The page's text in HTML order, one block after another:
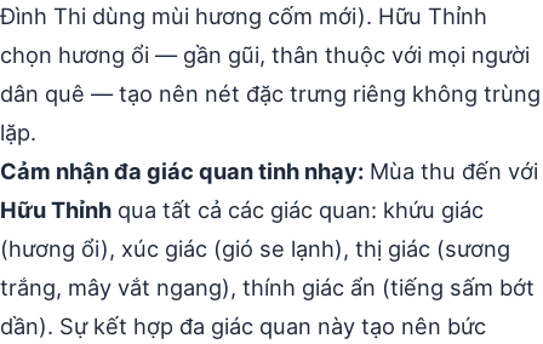
Đình Thi dùng mùi hương cốm mới). Hữu Thỉnh
chọn hương ổi — gần gũi, thân thuộc với mọi người
dân quê — tạo nên nét đặc trưng riêng không trùng
lặp.
Cảm nhận đa giác quan tinh nhạy: Mùa thu đến với
Hữu Thỉnh qua tất cả các giác quan: khứu giác
(hương ổi), xúc giác (gió se lạnh), thị giác (sương
trắng, mây vắt ngang), thính giác ẩn (tiếng sấm bớt
dần). Sự kết hợp đa giác quan này tạo nên bức